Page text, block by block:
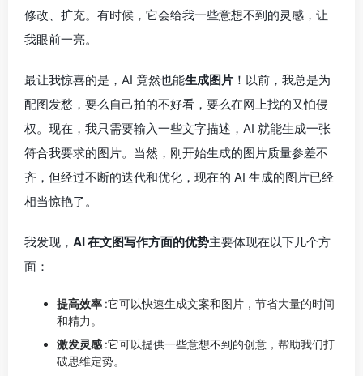
修改、扩充。有时候，它会给我一些意想不到的灵感，让
我眼前一亮。
最让我惊喜的是，AI 竟然也能生成图片 ！以前，我总是为
配图发愁，要么自己拍的不好看，要么在网上找的又怕侵
权。现在，我只需要输入一些文字描述，AI 就能生成一张
符合我要求的图片。当然，刚开始生成的图片质量参差不
齐，但经过不断的迭代和优化，现在的 AI 生成的图片已经
相当惊艳了。
我发现， AI 在文图写作方面的优势主要体现在以下几个方
面：
提高效率 :它可以快速生成文案和图片，节省大量的时间
和精力。
激发灵感 :它可以提供一些意想不到的创意，帮助我们打
破思维定势。